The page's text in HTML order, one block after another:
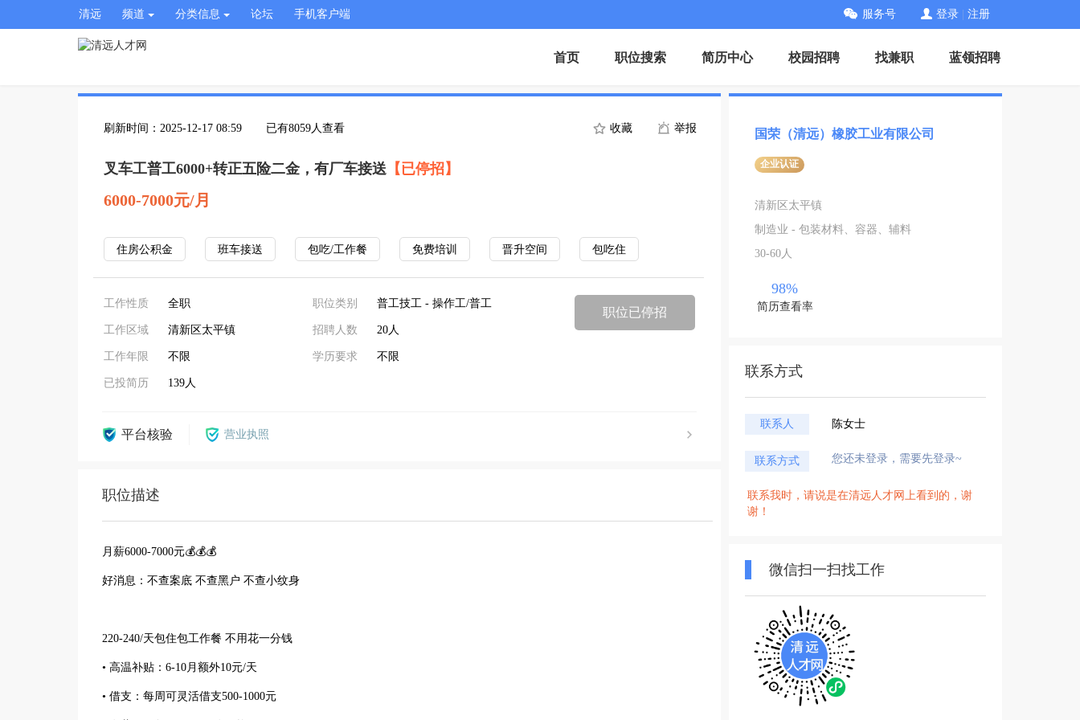
清远 频道 分类信息 论坛 手机客户端 服务号 登录 注册
首页 职位搜索 简历中心 校园招聘 找兼职 蓝领招聘
刷新时间：2025-12-17 08:59 已有8059人查看 收藏 举报
叉车工普工6000+转正五险二金，有厂车接送 【已停招】
6000-7000元/月
住房公积金 班车接送 包吃/工作餐 免费培训 晋升空间 包吃住
工作性质 全职
工作区域 清新区太平镇
工作年限 不限
已投简历 139人
职位类别 普工技工 - 操作工/普工
招聘人数 20人
学历要求 不限
职位已停招
平台核验 营业执照
职位描述
月薪6000-7000元💰💰💰
好消息：不查案底 不查黑户 不查小纹身
220-240/天包住包工作餐 不用花一分钱
• 高温补贴：6-10月额外10元/天
• 借支：每周可灵活借支500-1000元
国荣（清远）橡胶工业有限公司
企业认证
清新区太平镇
制造业 - 包装材料、容器、辅料
30-60人
98%
简历查看率
联系方式
联系人 陈女士
联系方式 您还未登录，需要先登录~
联系我时，请说是在清远人才网上看到的，谢
谢！
微信扫一扫找工作